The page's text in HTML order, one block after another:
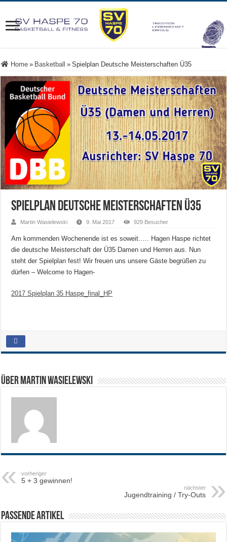
Home » Basketball » Spielplan Deutsche Meisterschaften Ü35
Spielplan Deutsche Meisterschaften Ü35
Martin Wasielewski 9. Mai 2017 929 Besucher
Am kommenden Wochenende ist es soweit….. Hagen Haspe richtet
die deutsche Meisterschaft der Ü35 Damen und Herren aus. Nun
steht der Spielplan fest! Wir freuen uns unsere Gäste begrüßen zu
dürfen – Welcome to Hagen-
2017 Spielplan 35 Haspe_final_HP
Über Martin Wasielewski
vorheriger
5 + 3 gewinnen!
nächster
Jugendtraining / Try-Outs
Passende Artikel